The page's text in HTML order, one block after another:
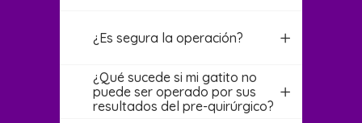
¿Es segura la operación?
¿Qué sucede si mi gatito no
puede ser operado por sus
resultados del pre-quirúrgico?